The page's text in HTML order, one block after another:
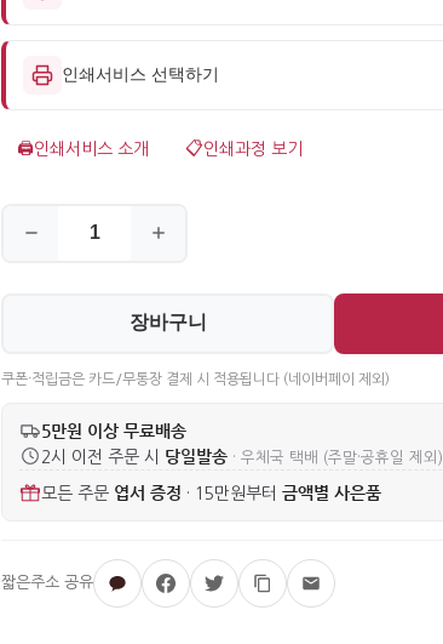
인쇄서비스 선택하기
🖨️인쇄서비스 소개 📋인쇄과정 보기
장바구니
쿠폰·적립금은 카드/무통장 결제 시 적용됩니다 (네이버페이 제외)
5만원 이상 무료배송
2시 이전 주문 시 당일발송 · 우체국 택배 (주말·공휴일 제외)
모든 주문 엽서 증정 · 15만원부터 금액별 사은품